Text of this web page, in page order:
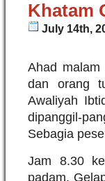
Khatam
July 14th,
Ahad
dan orang
Awaliyah
dipanggil-
Sebagia
Jam 8.30
padam.